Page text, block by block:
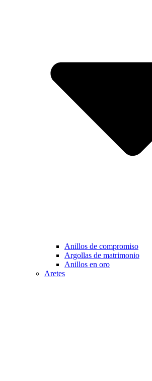
Anillos de compromiso
Argollas de matrimonio
Anillos en oro
Aretes